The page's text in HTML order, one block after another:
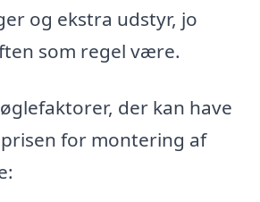
og ekstra udstyr, jo
som regel være.
der kan have
for montering af